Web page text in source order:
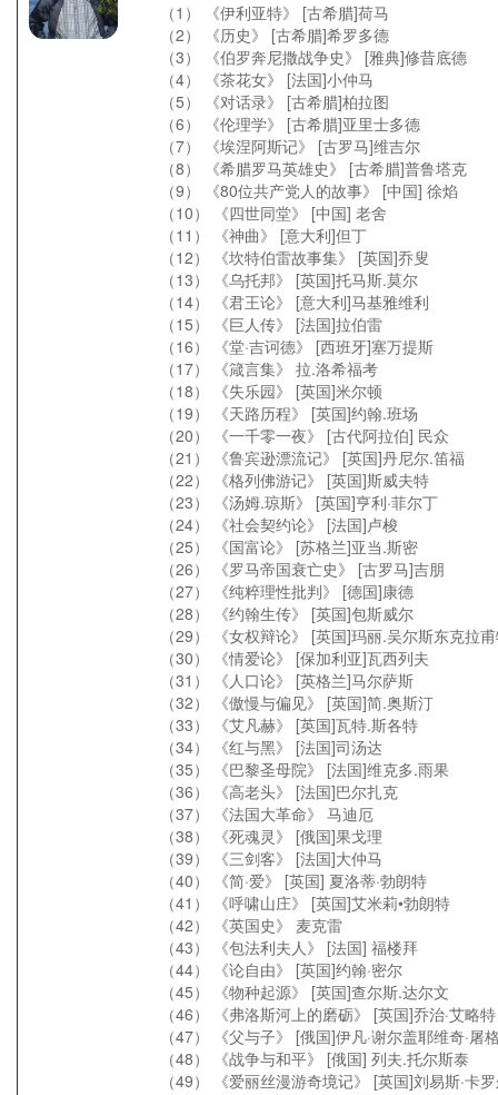
（1） 《伊利亚特》 [古希腊]荷马
（2） 《历史》 [古希腊]希罗多德
（3） 《伯罗奔尼撒战争史》 [雅典]修昔底德
（4） 《茶花女》 [法国]小仲马
（5） 《对话录》 [古希腊]柏拉图
（6） 《伦理学》 [古希腊]亚里士多德
（7） 《埃涅阿斯记》 [古罗马]维吉尔
（8） 《希腊罗马英雄史》 [古希腊]普鲁塔克
（9） 《80位共产党人的故事》 [中国] 徐焰
（10） 《四世同堂》 [中国] 老舍
（11） 《神曲》 [意大利]但丁
（12） 《坎特伯雷故事集》 [英国]乔叟
（13） 《乌托邦》 [英国]托马斯.莫尔
（14） 《君王论》 [意大利]马基雅维利
（15） 《巨人传》 [法国]拉伯雷
（16） 《堂·吉诃德》 [西班牙]塞万提斯
（17） 《箴言集》 拉.洛希福考
（18） 《失乐园》 [英国]米尔顿
（19） 《天路历程》 [英国]约翰.班场
（20） 《一千零一夜》 [古代阿拉伯] 民众
（21） 《鲁宾逊漂流记》 [英国]丹尼尔.笛福
（22） 《格列佛游记》 [英国]斯威夫特
（23） 《汤姆.琼斯》 [英国]亨利·菲尔丁
（24） 《社会契约论》 [法国]卢梭
（25） 《国富论》 [苏格兰]亚当.斯密
（26） 《罗马帝国衰亡史》 [古罗马]吉朋
（27） 《纯粹理性批判》 [德国]康德
（28） 《约翰生传》 [英国]包斯威尔
（29） 《女权辩论》 [英国]玛丽.吴尔斯东克拉
（30） 《情爱论》 [保加利亚]瓦西列夫
（31） 《人口论》 [英格兰]马尔萨斯
（32） 《傲慢与偏见》 [英国]简.奥斯汀
（33） 《艾凡赫》 [英国]瓦特.斯各特
（34） 《红与黑》 [法国]司汤达
（35） 《巴黎圣母院》 [法国]维克多.雨果
（36） 《高老头》 [法国]巴尔扎克
（37） 《法国大革命》 马迪厄
（38） 《死魂灵》 [俄国]果戈理
（39） 《三剑客》 [法国]大仲马
（40） 《简·爱》 [英国] 夏洛蒂·勃朗特
（41） 《呼啸山庄》 [英国]艾米莉•勃朗特
（42） 《英国史》 麦克雷
（43） 《包法利夫人》 [法国] 福楼拜
（44） 《论自由》 [英国]约翰·密尔
（45） 《物种起源》 [英国]查尔斯.达尔文
（46） 《弗洛斯河上的磨砺》 [英国]乔治·艾略特
（47） 《父与子》 [俄国]伊凡·谢尔盖耶维奇·屠
（48） 《战争与和平》 [俄国] 列夫.托尔斯泰
（49） 《爱丽丝漫游奇境记》 [英国]刘易斯·卡